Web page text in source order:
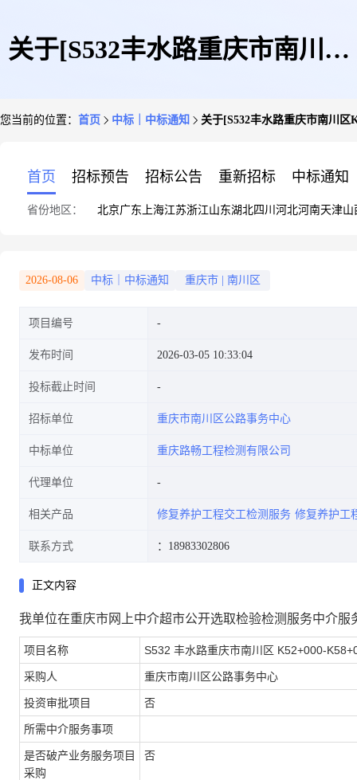
关于[S532丰水路重庆市南川区
采购]中选结果的公告
您当前的位置： 首页 中标｜中标通知 关于[S532丰水路重庆市南川
首页 招标预告 招标公告 重新招标 中标通知
省份地区： 北京广东 上海江苏浙江山东湖北四川 河北河南天津山
2026-08-06 中标｜中标通知 重庆市 南川区
项目编号
发布时间 2026-03-05 10:33:04
投标截止时间
招标单位 重庆市南川区公路事务中心
中标单位 重庆路畅工程检测有限公司
代理单位
相关产品 修复养护工程交工检测服务 修复养护工
联系方式 ：18983302806
正文内容
我单位在重庆市网上中介超市公开选取检验检测服务中介
项目名称 S532 丰水路重庆市南川区 K52+000-
采购人 重庆市南川区公路事务中心
投资审批项目 否
所需中介服务事项
是否破产业务服务项目
采购
否